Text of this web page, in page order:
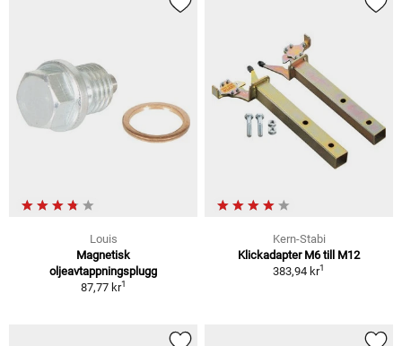
Louis
Magnetisk
oljeavtappningsplugg
87,77 kr1
Kern-Stabi
Klickadapter M6 till M12
383,94 kr1